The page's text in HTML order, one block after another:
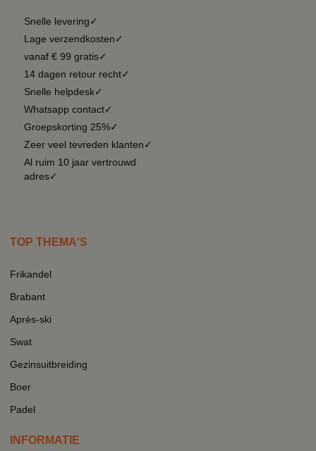
Snelle levering✓
Lage verzendkosten✓
vanaf € 99 gratis✓
14 dagen retour recht✓
Snelle helpdesk✓
Whatsapp contact✓
Groepskorting 25%✓
Zeer veel tevreden klanten✓
Al ruim 10 jaar vertrouwd
adres✓
TOP THEMA'S
Frikandel
Brabant
Après-ski
Swat
Gezinsuitbreiding
Boer
Padel
INFORMATIE